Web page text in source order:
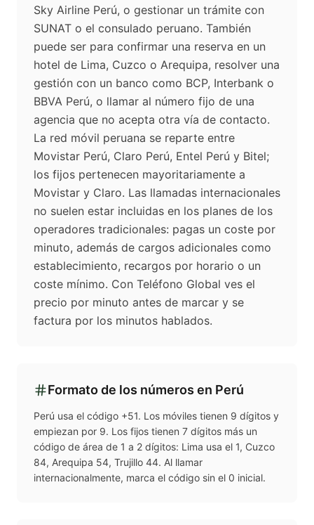
Sky Airline Perú, o gestionar un trámite con
SUNAT o el consulado peruano. También
puede ser para confirmar una reserva en un
hotel de Lima, Cuzco o Arequipa, resolver una
gestión con un banco como BCP, Interbank o
BBVA Perú, o llamar al número fijo de una
agencia que no acepta otra vía de contacto.
La red móvil peruana se reparte entre
Movistar Perú, Claro Perú, Entel Perú y Bitel;
los fijos pertenecen mayoritariamente a
Movistar y Claro. Las llamadas internacionales
no suelen estar incluidas en los planes de los
operadores tradicionales: pagas un coste por
minuto, además de cargos adicionales como
establecimiento, recargos por horario o un
coste mínimo. Con Teléfono Global ves el
precio por minuto antes de marcar y se
factura por los minutos hablados.
Formato de los números en Perú
Perú usa el código +51. Los móviles tienen 9 dígitos y
empiezan por 9. Los fijos tienen 7 dígitos más un
código de área de 1 a 2 dígitos: Lima usa el 1, Cuzco
84, Arequipa 54, Trujillo 44. Al llamar
internacionalmente, marca el código sin el 0 inicial.